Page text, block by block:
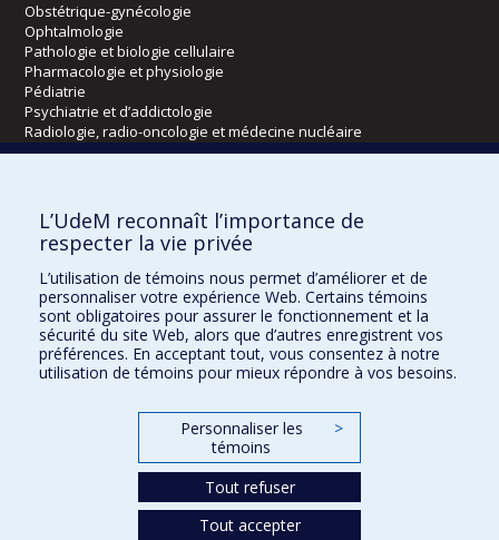
Obstétrique-gynécologie
Ophtalmologie
Pathologie et biologie cellulaire
Pharmacologie et physiologie
Pédiatrie
Psychiatrie et d’addictologie
Radiologie, radio-oncologie et médecine nucléaire
Kinésiologie et des sciences de l’activité physique
Orthophonie et audiologie
Réadaptation
Directions
DPC
CPASS
L’UdeM reconnaît l’importance de
respecter la vie privée
L’utilisation de témoins nous permet d’améliorer et de
personnaliser votre expérience Web. Certains témoins
sont obligatoires pour assurer le fonctionnement et la
sécurité du site Web, alors que d’autres enregistrent vos
préférences. En acceptant tout, vous consentez à notre
utilisation de témoins pour mieux répondre à vos besoins.
Personnaliser les
témoins
>
Tout refuser
Tout accepter